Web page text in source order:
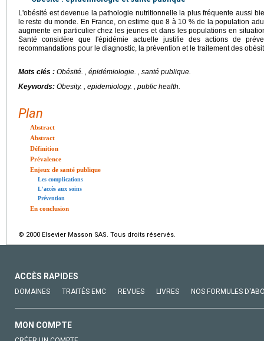
L'obésité est devenue la pathologie nutritionnelle la plus fréquente aussi
le reste du monde. En France, on estime que 8 à 10 % de la population
augmente en particulier chez les jeunes et dans les populations en
Santé considère que l'épidémie actuelle justifie des actions de
recommandations pour le diagnostic, la prévention et le traitement des
Mots clés : Obésité. , épidémiologie. , santé publique.
Keywords: Obesity. , epidemiology. , public health.
Plan
Abstract
Abstract
Définition
Prévalence
Enjeux de santé publique
Les complications
L'accès aux soins
Prévention
En conclusion
© 2000 Elsevier Masson SAS. Tous droits réservés.
ACCÈS RAPIDES
DOMAINES TRAITÉS EMC REVUES LIVRES NOS FORMULES
MON COMPTE